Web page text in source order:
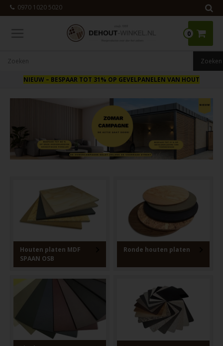
0970 1020 5020
0
NIEUW – BESPAAR TOT 31% OP GEVELPANELEN VAN HOUT
Houten platen MDF
SPAAN OSB
Ronde houten platen